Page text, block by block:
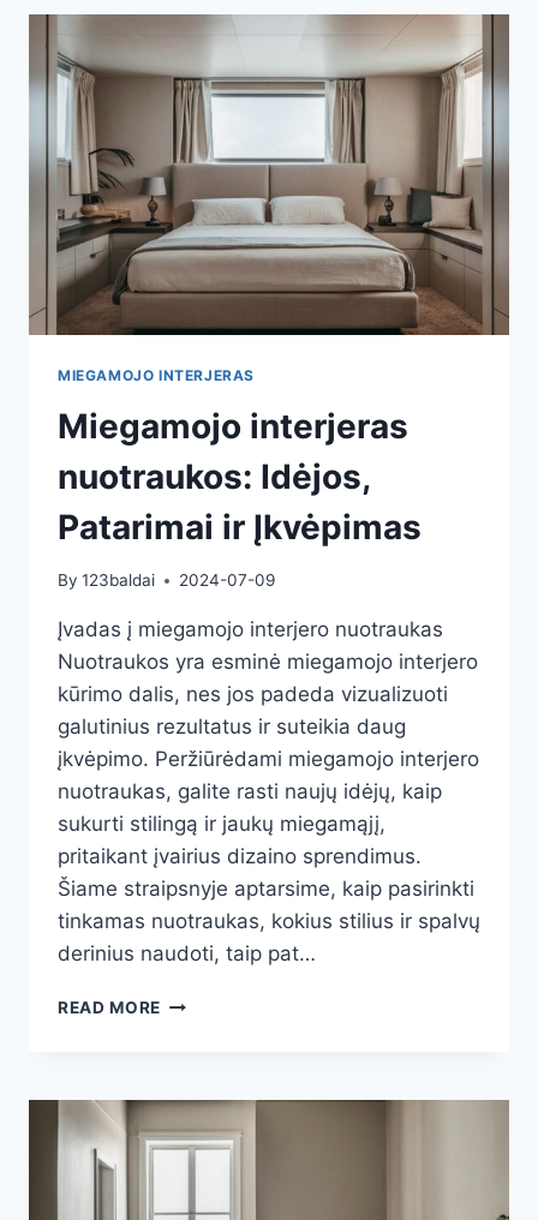
SUTEIKS
UNIKALUMO
MIEGAMOJO INTERJERAS
Miegamojo interjeras
nuotraukos: Idėjos,
Patarimai ir Įkvėpimas
By 123baldai 2024-07-09
Įvadas į miegamojo interjero nuotraukas
Nuotraukos yra esminė miegamojo interjero
kūrimo dalis, nes jos padeda vizualizuoti
galutinius rezultatus ir suteikia daug
įkvėpimo. Peržiūrėdami miegamojo interjero
nuotraukas, galite rasti naujų idėjų, kaip
sukurti stilingą ir jaukų miegamąjį,
pritaikant įvairius dizaino sprendimus.
Šiame straipsnyje aptarsime, kaip pasirinkti
tinkamas nuotraukas, kokius stilius ir spalvų
derinius naudoti, taip pat…
READ MORE MIEGAMOJO
PATARIMAI
IR
ĮKVĖPIMAS